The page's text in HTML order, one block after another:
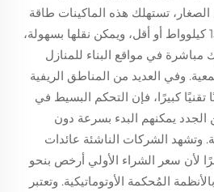
الصغار، تستهلك هذه الماكينات طاقة
قليلة نسبيًا، عادةً حوالي 15 كيلوواط أو أقل، ويمكن نقلها بسهولة،
مباشرة في مواقع البناء للمنازل
وفي العديد من المناطق الريفية
تقنيًا كبيرًا، فإن التحكم البسيط في
الجدد يمكنهم البدء بسرعة دون
وتشهد الشركات الناشئة عائدات
لأن سعر الشراء الأولي أرخص بنحو
بالأنظمة المُحكمة الأوتوماتيكية. وتعتبر